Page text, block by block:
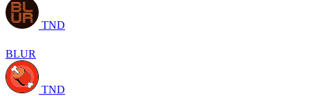
TND
BLUR
TND